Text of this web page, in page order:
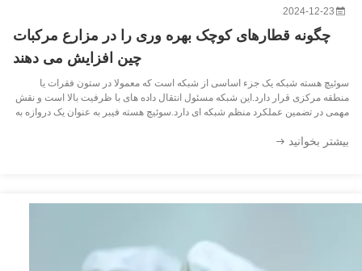
2024-12-23
چگونه قطارهای کوچک بهره وری را در مزارع مرکبات
چین افزایش می دهند
سوئیچ هسته شبکه یک جزء اساسی از شبکه است که معمولا در ستون فقرات یا
منطقه مرکزی قرار دارد.این شبکه مسئول انتقال داده های با ظرفیت بالا است و نقش
مهمی در تضمین عملکرد منظم شبکه ای دارد.سوئیچ هسته فیبر به عنوان یک دروازه به
دهندگان ...
بیشتر بخوانید